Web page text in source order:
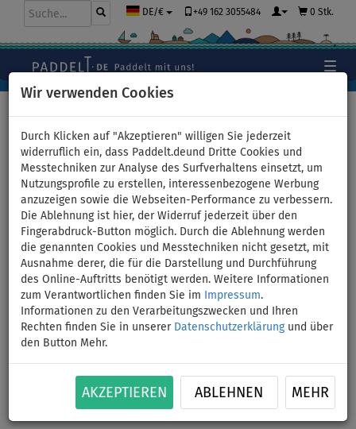
Wir verwenden Cookies
Durch Klicken auf "Akzeptieren" willigen Sie jederzeit
widerruflich ein, dass Paddelt.deund Dritte Cookies und
Messtechniken zur Analyse des Surfverhaltens einsetzt, um
Nutzungsprofile zu erstellen, interessenbezogene Werbung
anzuzeigen sowie die Webseiten-Performance zu verbessern.
Die Ablehnung ist hier, der Widerruf jederzeit über den
Fingerabdruck-Button möglich. Durch die Ablehnung werden
die genannten Cookies und Messtechniken nicht gesetzt, mit
Ausnahme derer, die für die Darstellung und Durchführung
des Online-Auftritts benötigt werden. Weitere Informationen
zum Verantwortlichen finden Sie im
Impressum.
Informationen zu den Verarbeitungszwecken und Ihren
Rechten finden Sie in unserer Datenschutzerklärungund über
den Button Mehr.
AKZEPTIEREN ABLEHNEN MEHR
DE/€ +49 162 3055484 0 Stk.
SUP F2 SECTOR 12'2 BLUE WS
incl. Segel - aufblasbares
Stand Up Paddle Board,
Windsurfboard - Größe:
4,0qm
BIS
PADDEL
BIS
180 kg
KAJAK SITZ
SEGEL
VERSAND
Previous Next